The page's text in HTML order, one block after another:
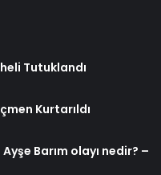
Tutuklandı
Kurtarıldı
Barım olayı nedir? –